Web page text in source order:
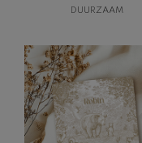
DUURZAAM